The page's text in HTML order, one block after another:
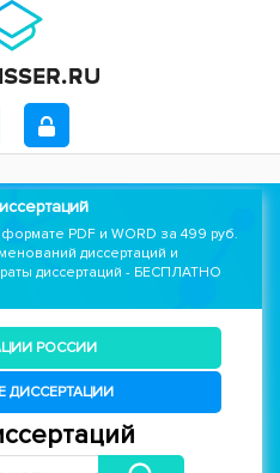
PDF и WORD за 499 руб.
диссертаций и
диссертаций - БЕСПЛАТНО
РОССИИ
ДИССЕРТАЦИИ